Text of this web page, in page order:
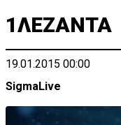
1ΛΕΖΑΝΤΑ
19.01.2015 00:00
SigmaLive